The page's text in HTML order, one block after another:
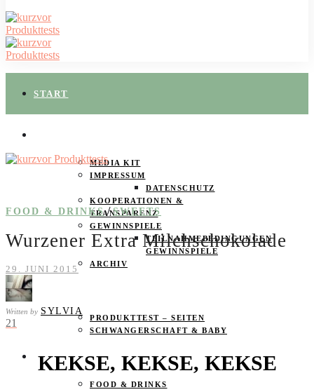
START
MEDIA KIT
IMPRESSUM
DATENSCHUTZ
KOOPERATIONEN &
TRANSPARENZ
GEWINNSPIELE
TEILNAHMEBEDINGUNGEN
GEWINNSPIELE
ARCHIV
PRODUKTTEST – SEITEN
SCHWANGERSCHAFT & BABY
PRODUKTTESTER GESUCHT
FOOD & DRINKS
FOOD & DRINKS / SWEETS
Wurzener Extra Milchschokolade
29. JUNI 2015
Written by SYLVIA
21
KEKSE, KEKSE, KEKSE